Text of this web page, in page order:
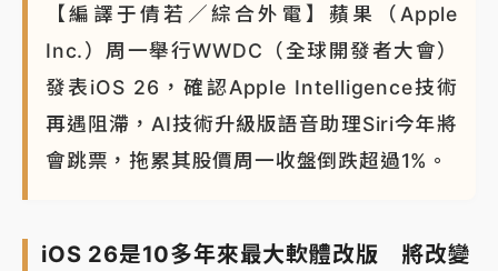
【編譯于倩若／綜合外電】蘋果（Apple
Inc.）周一舉行WWDC（全球開發者大會）
發表iOS 26，確認Apple Intelligence技術
再遇阻滯，AI技術升級版語音助理Siri今年將
會跳票，拖累其股價周一收盤倒跌超過1%。
iOS 26是10多年來最大軟體改版 將改變